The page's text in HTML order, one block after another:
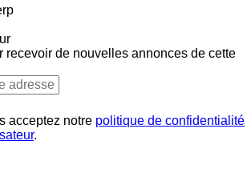
recevoir de nouvelles annonces de cette
acceptez notre politique de confidentialité
.